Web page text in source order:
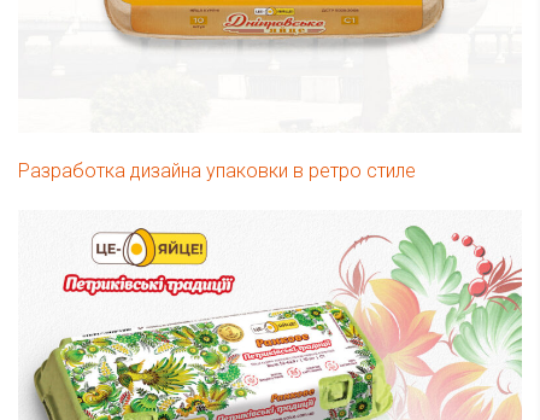
Разработка дизайна упаковки в ретро стиле